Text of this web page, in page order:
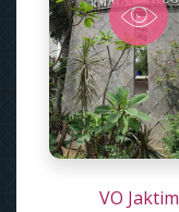
VO Jaktim